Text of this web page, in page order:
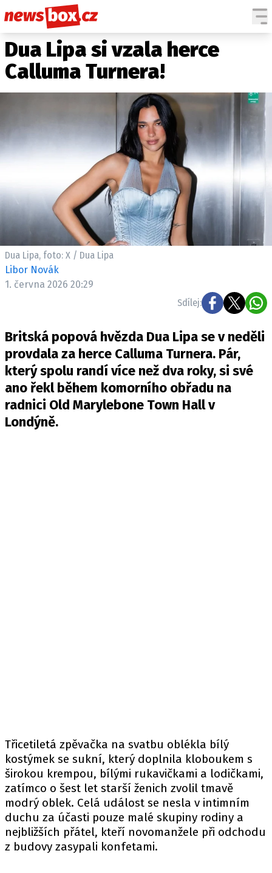
DOMÁCÍ
ZAHRANIČÍ
EKONOMIKA
KULTURA
ČESKÉ CELEBRITY
SLEDUJTE NÁS NA|
Máte příběh, fotku nebo video?
Pošlete e-mail na newsbox.cz
REDAKCE
KONTAKT
VYDAVATEL
INZERCE
OSOBNÍ ÚDAJE / COOKIES
Dua Lipa si vzala herce
Calluma Turnera!
Dua Lipa, foto: X / Dua Lipa
Libor Novák
1. června 2026 20:29
Sdílej:
Britská popová hvězda Dua Lipa se v neděli
provdala za herce Calluma Turnera. Pár,
který spolu randí více než dva roky, si své
ano řekl během komorního obřadu na
radnici Old Marylebone Town Hall v
Londýně.
Třicetiletá zpěvačka na svatbu oblékla bílý
kostýmek se sukní, který doplnila kloboukem s
širokou krempou, bílými rukavičkami a lodičkami,
zatímco o šest let starší ženich zvolil tmavě
modrý oblek. Celá událost se nesla v intimním
duchu za účasti pouze malé skupiny rodiny a
nejbližších přátel, kteří novomanžele při odchodu
z budovy zasypali konfetami.